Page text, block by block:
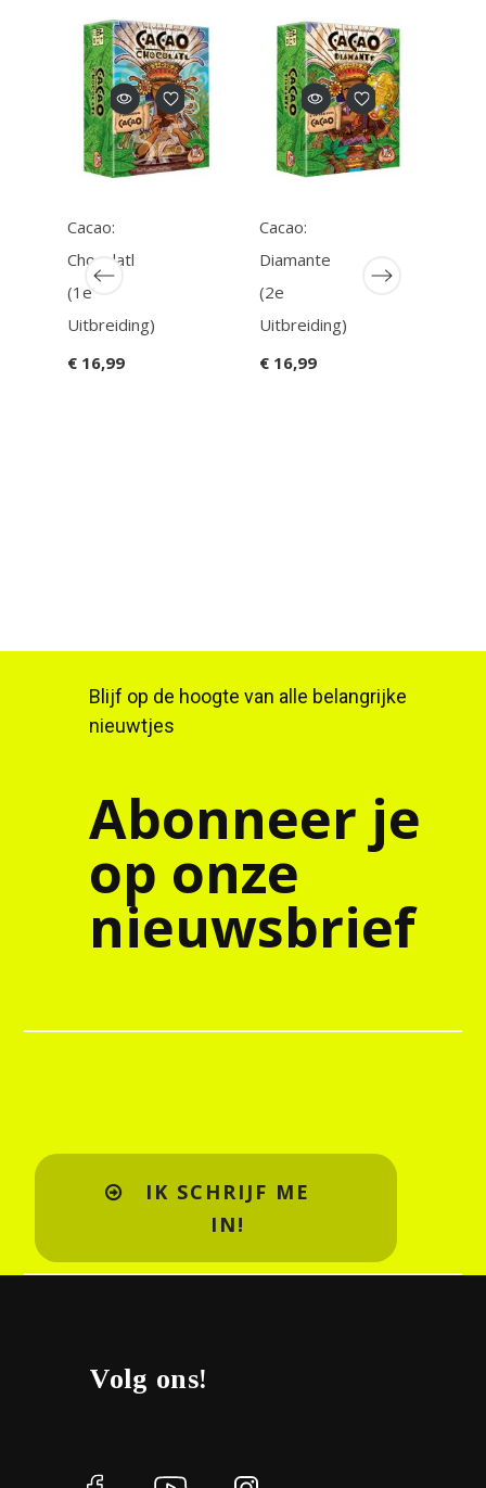
Cacao:
Chocolatl
(1e
Uitbreiding)
€ 16,99
Cacao:
Diamante
(2e
Uitbreiding)
€ 16,99
Blijf op de hoogte van alle belangrijke
nieuwtjes
Abonneer je
op onze
nieuwsbrief
IK SCHRIJF ME
IN!
Volg ons!